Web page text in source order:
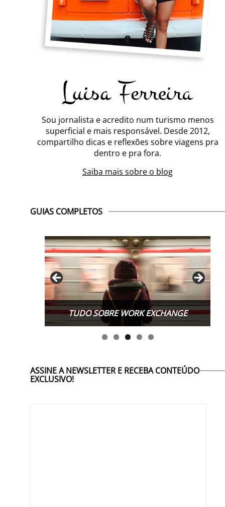
Sou jornalista e acredito num turismo menos
superficial e mais responsável. Desde 2012,
compartilho dicas e reflexões sobre viagens pra
dentro e pra fora.
Saiba mais sobre o blog
GUIAS COMPLETOS
TUDO SOBRE WORK EXCHANGE
ASSINE A NEWSLETTER E RECEBA CONTEÚDO
EXCLUSIVO!